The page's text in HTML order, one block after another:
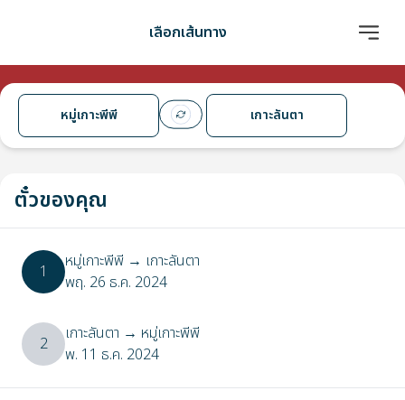
เลือกเส้นทาง
หมู่เกาะพีพี เกาะลันตา
ตั๋วของคุณ
1 หมู่เกาะพีพี → เกาะลันตา
พฤ. 26 ธ.ค. 2024
2 เกาะลันตา → หมู่เกาะพีพี
พ. 11 ธ.ค. 2024